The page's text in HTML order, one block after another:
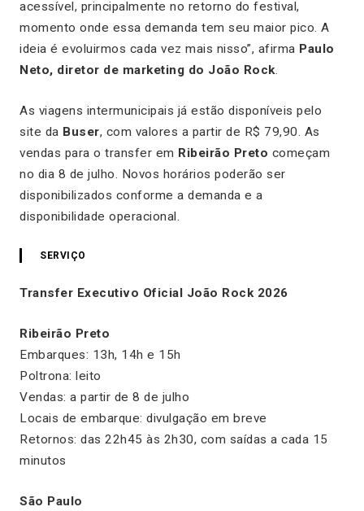
acessível, principalmente no retorno do festival,
momento onde essa demanda tem seu maior pico. A
ideia é evoluirmos cada vez mais nisso”, afirma Paulo
Neto, diretor de marketing do João Rock.
As viagens intermunicipais já estão disponíveis pelo
site da Buser, com valores a partir de R$ 79,90. As
vendas para o transfer em Ribeirão Preto começam
no dia 8 de julho. Novos horários poderão ser
disponibilizados conforme a demanda e a
disponibilidade operacional.
SERVIÇO
Transfer Executivo Oficial João Rock 2026
Ribeirão Preto
Embarques: 13h, 14h e 15h
Poltrona: leito
Vendas: a partir de 8 de julho
Locais de embarque: divulgação em breve
Retornos: das 22h45 às 2h30, com saídas a cada 15
minutos
São Paulo